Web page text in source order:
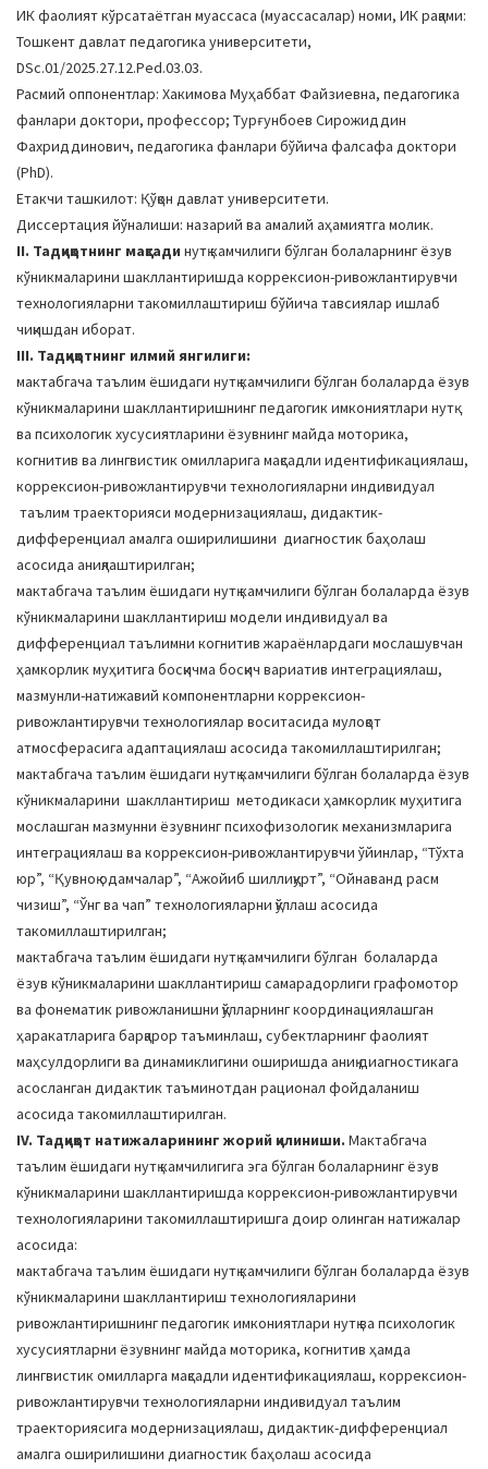
ИК фаолият кўрсатаётган муассаса (муассасалар) номи, ИК рақами:
Тошкент давлат педагогика университети,
DSc.01/2025.27.12.Ped.03.03.
Расмий оппонентлар: Хакимова Муҳаббат Файзиевна, педагогика
фанлари доктори, профессор; Турғунбоев Сирожиддин
Фахриддинович, педагогика фанлари бўйича фалсафа доктори
(PhD).
Етакчи ташкилот: Қўқон давлат университети.
Диссертация йўналиши: назарий ва амалий аҳамиятга молик.
II. Тадқиқотнинг мақсади нутқ камчилиги бўлган болаларнинг ёзув
кўникмаларини шакллантиришда коррексион-ривожлантирувчи
технологияларни такомиллаштириш бўйича тавсиялар ишлаб
чиқишдан иборат.
III. Тадқиқотнинг илмий янгилиги:
мактабгача таълим ёшидаги нутқ камчилиги бўлган болаларда ёзув
кўникмаларини шакллантиришнинг педагогик имкониятлари нутқ
ва психологик хусусиятларини ёзувнинг майда моторика,
когнитив ва лингвистик омилларига мақсадли идентификациялаш,
коррексион-ривожлантирувчи технологияларни индивидуал
таълим траекторияси модернизациялаш, дидактик-
дифференциал амалга оширилишини диагностик баҳолаш
асосида аниқлаштирилган;
мактабгача таълим ёшидаги нутқ камчилиги бўлган болаларда ёзув
кўникмаларини шакллантириш модели индивидуал ва
дифференциал таълимни когнитив жараёнлардаги мослашувчан
ҳамкорлик муҳитига босқичма босқич вариатив интеграциялаш,
мазмунли-натижавий компонентларни коррексион-
ривожлантирувчи технологиялар воситасида мулоқот
атмосферасига адаптациялаш асосида такомиллаштирилган;
мактабгача таълим ёшидаги нутқ камчилиги бўлган болаларда ёзув
кўникмаларини шакллантириш методикаси ҳамкорлик муҳитига
мослашган мазмунни ёзувнинг психофизологик механизмларига
интеграциялаш ва коррексион-ривожлантирувчи ўйинлар, “Тўхта
юр”, “Қувноқ одамчалар”, “Ажойиб шиллиқурт”, “Ойнаванд расм
чизиш”, “Ўнг ва чап” технологияларни қўллаш асосида
такомиллаштирилган;
мактабгача таълим ёшидаги нутқ камчилиги бўлган болаларда
ёзув кўникмаларини шакллантириш самарадорлиги графомотор
ва фонематик ривожланишни қўлларнинг координациялашган
ҳаракатларига барқарор таъминлаш, субектларнинг фаолият
маҳсулдорлиги ва динамиклигини оширишда аниқ диагностикага
асосланган дидактик таъминотдан рационал фойдаланиш
асосида такомиллаштирилган.
IV. Тадқиқот натижаларининг жорий қилиниши. Мактабгача
таълим ёшидаги нутқ камчилигига эга бўлган болаларнинг ёзув
кўникмаларини шакллантиришда коррексион-ривожлантирувчи
технологияларини такомиллаштиришга доир олинган натижалар
асосида:
мактабгача таълим ёшидаги нутқ камчилиги бўлган болаларда ёзув
кўникмаларини шакллантириш технологияларини
ривожлантиришнинг педагогик имкониятлари нутқ ва психологик
хусусиятларни ёзувнинг майда моторика, когнитив ҳамда
лингвистик омилларга мақсадли идентификациялаш, коррексион-
ривожлантирувчи технологияларни индивидуал таълим
траекториясига модернизациялаш, дидактик-дифференциал
амалга оширилишини диагностик баҳолаш асосида